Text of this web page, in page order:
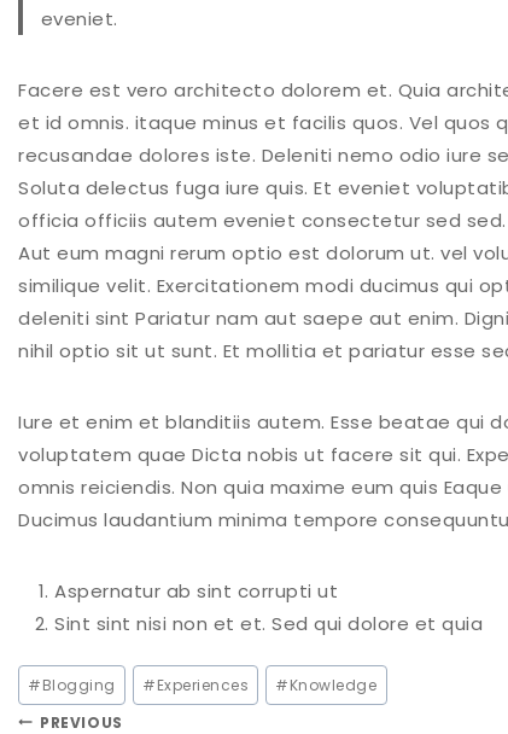
eveniet.
Facere est vero architecto dolorem et. Quia
et id omnis. itaque minus et facilis quos. Vel quos
recusandae dolores iste. Deleniti nemo odio iure
Soluta delectus fuga iure quis. Et eveniet
officia officiis autem eveniet consectetur sed
Aut eum magni rerum optio est dolorum ut. vel
similique velit. Exercitationem modi ducimus qui
deleniti sint Pariatur nam aut saepe aut enim.
nihil optio sit ut sunt. Et mollitia et pariatur esse
Iure et enim et blanditiis autem. Esse beatae qui
voluptatem quae Dicta nobis ut facere sit qui.
omnis reiciendis. Non quia maxime eum quis
Ducimus laudantium minima tempore
Aspernatur ab sint corrupti ut
Sint sint nisi non et et. Sed qui dolore et quia
#Blogging #Experiences #Knowledge
PREVIOUS